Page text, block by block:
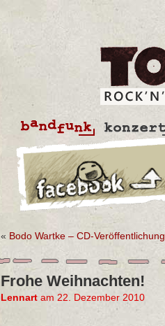
« Bodo Wartke – CD-Veröffentlichung
Frohe Weihnachten!
Lennartam 22. Dezember 2010